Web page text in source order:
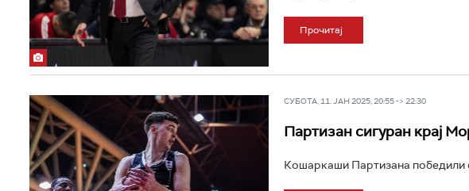
Прочитај
СУБОТА, 11. ЈАН 2025, 20:55 -> 22:30
Партизан сигуран крај
Кошаркаши Партизана победили